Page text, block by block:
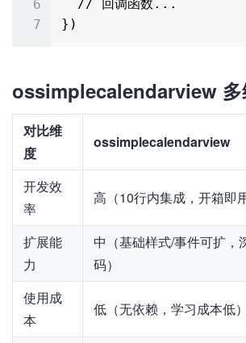
ossimplecalendarview 多
对比维
度
ossimplecalendarview
开发效
率
高（10行内集成，开箱即用
扩展能
力
中（基础样式/事件可扩，
码）
使用成
本
低（无依赖，学习成本低）